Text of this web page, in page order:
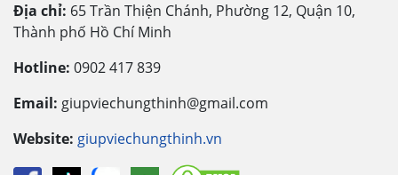
Địa chỉ: 65 Trần Thiện Chánh, Phường 12, Quận 10,
Thành phố Hồ Chí Minh
Hotline: 0902 417 839
Email: giupviechungthinh@gmail.com
Website: giupviechungthinh.vn